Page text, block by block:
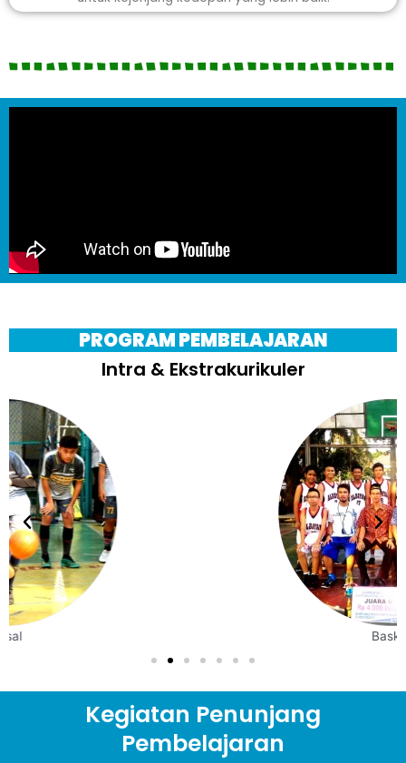
PROGRAM PEMBELAJARAN
Intra & Ekstrakurikuler
Kegiatan Penunjang
Pembelajaran